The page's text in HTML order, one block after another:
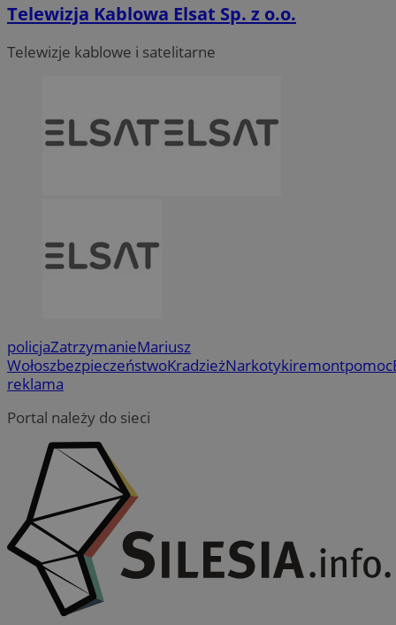
Telewizja Kablowa Elsat Sp. z o.o.
Telewizje kablowe i satelitarne
policjaZatrzymanieMariusz
WołoszbezpieczeństwoKradzieżNarkotykiremontpomoc
reklama
Portal należy do sieci